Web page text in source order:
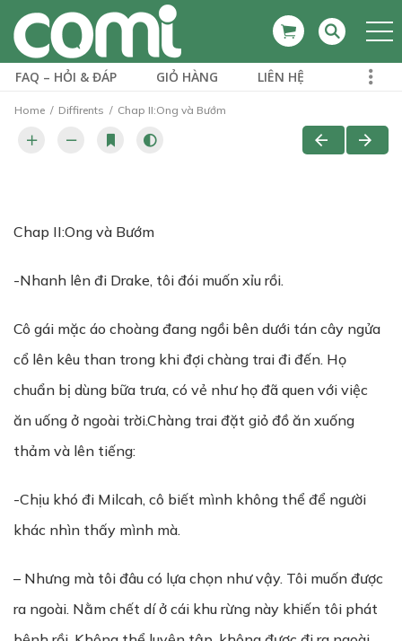
FAQ – HỎI & ĐÁP GIỎ HÀNG LIÊN HỆ
Home Diffirents Chap II:Ong và Bướm
Chap II:Ong và Bướm
-Nhanh lên đi Drake, tôi đói muốn xỉu rồi.
Cô gái mặc áo choàng đang ngồi bên dưới tán cây ngửa
cổ lên kêu than trong khi đợi chàng trai đi đến. Họ
chuẩn bị dùng bữa trưa, có vẻ như họ đã quen với việc
ăn uống ở ngoài trời.Chàng trai đặt giỏ đồ ăn xuống
thảm và lên tiếng:
-Chịu khó đi Milcah, cô biết mình không thể để người
khác nhìn thấy mình mà.
– Nhưng mà tôi đâu có lựa chọn như vậy. Tôi muốn được
ra ngoài. Nằm chết dí ở cái khu rừng này khiến tôi phát